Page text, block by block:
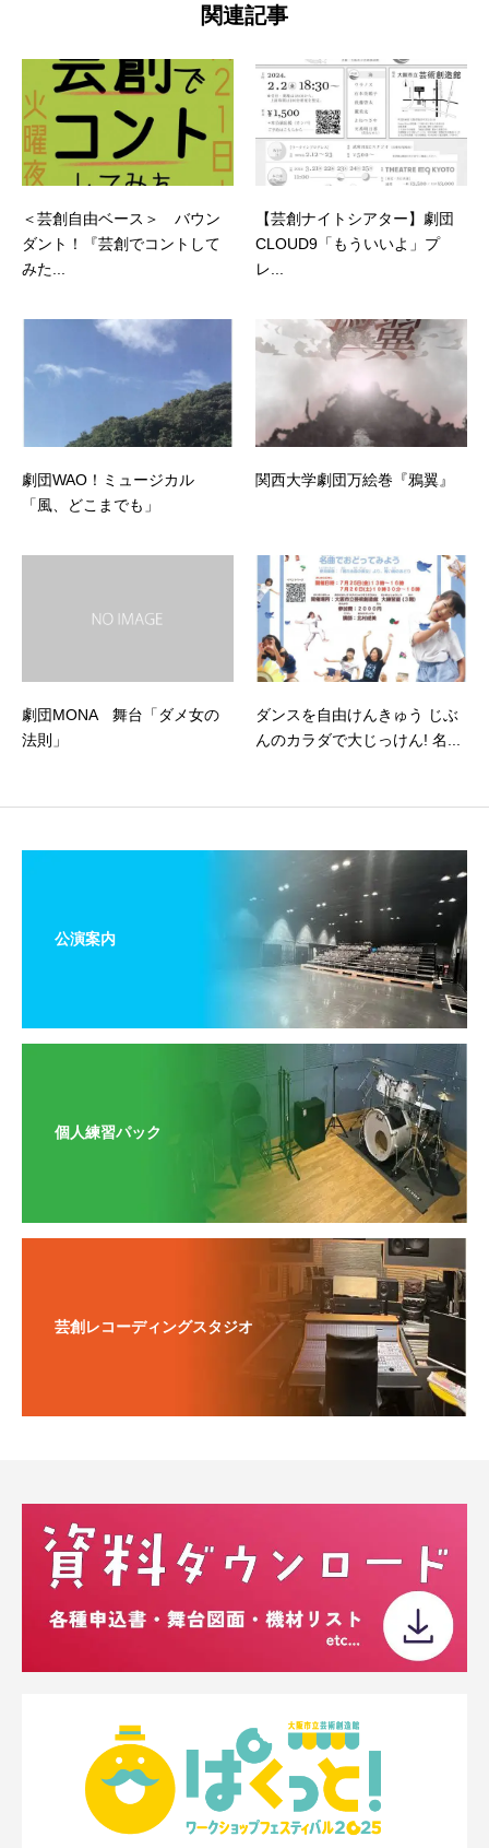
関連記事
＜芸創自由ベース＞ バウン
ダント！『芸創でコントして
みた...
【芸創ナイトシアター】劇団
CLOUD9「もういいよ」プ
レ...
劇団WAO！ミュージカル
「風、どこまでも」
関西大学劇団万絵巻『鴉翼』
劇団MONA 舞台「ダメ女の
法則」
ダンスを自由けんきゅう じぶ
んのカラダで大じっけん! 名...
公演案内
個人練習パック
芸創レコーディングスタジオ